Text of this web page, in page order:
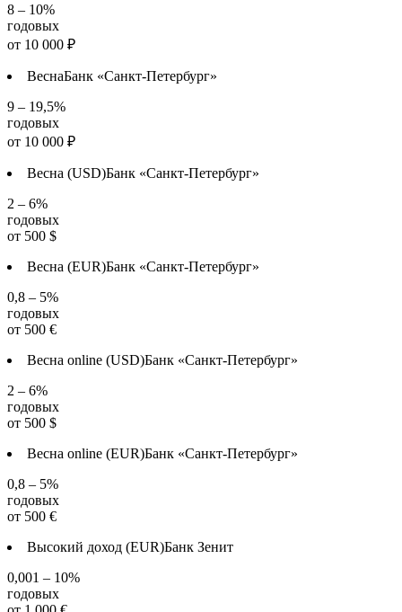
8 – 10%
годовых
от 10 000 ₽
ВеснаБанк «Санкт-Петербург»
9 – 19,5%
годовых
от 10 000 ₽
Весна (USD)Банк «Санкт-Петербург»
2 – 6%
годовых
от 500 $
Весна (EUR)Банк «Санкт-Петербург»
0,8 – 5%
годовых
от 500 €
Весна online (USD)Банк «Санкт-Петербург»
2 – 6%
годовых
от 500 $
Весна online (EUR)Банк «Санкт-Петербург»
0,8 – 5%
годовых
от 500 €
Высокий доход (EUR)Банк Зенит
0,001 – 10%
годовых